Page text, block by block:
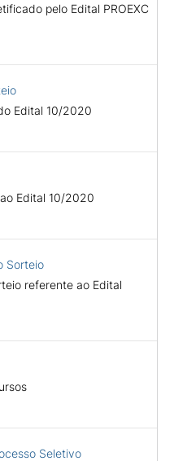
pelo Edital PROEXC
Edital 10/2020
Edital 10/2020
Sorteio
referente ao Edital
Seletivo